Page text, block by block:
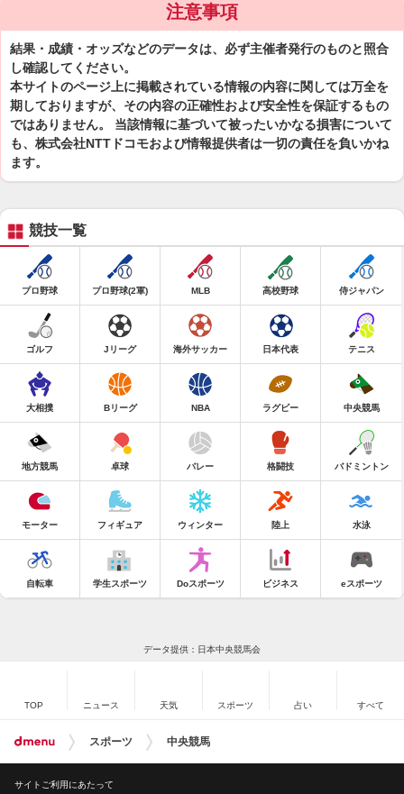
注意事項
結果・成績・オッズなどのデータは、必ず主催者発行のものと照合
し確認してください。
本サイトのページ上に掲載されている情報の内容に関しては万全を
期しておりますが、その内容の正確性および安全性を保証するもの
ではありません。 当該情報に基づいて被ったいかなる損害について
も、株式会社NTTドコモおよび情報提供者は一切の責任を負いかね
ます。
競技一覧
プロ野球 プロ野球(2軍) MLB 高校野球 侍ジャパン
ゴルフ Jリーグ 海外サッカー 日本代表 テニス
大相撲 Bリーグ NBA ラグビー 中央競馬
地方競馬 卓球 バレー 格闘技 バドミントン
モーター フィギュア ウィンター 陸上 水泳
自転車 学生スポーツ Doスポーツ ビジネス eスポーツ
データ提供：日本中央競馬会
TOP ニュース 天気 スポーツ 占い すべて
スポーツ 中央競馬
サイトご利用にあたって